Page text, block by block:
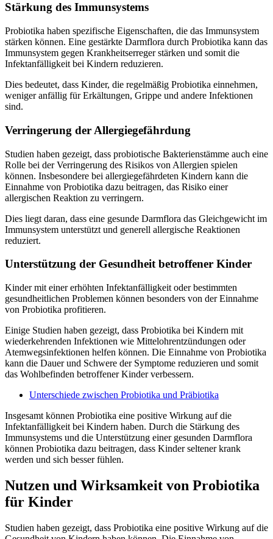
Stärkung des Immunsystems
Probiotika haben spezifische Eigenschaften, die das Immunsystem
stärken können. Eine gestärkte Darmflora durch Probiotika kann das
Immunsystem gegen Krankheitserreger stärken und somit die
Infektanfälligkeit bei Kindern reduzieren.
Dies bedeutet, dass Kinder, die regelmäßig Probiotika einnehmen,
weniger anfällig für Erkältungen, Grippe und andere Infektionen
sind.
Verringerung der Allergiegefährdung
Studien haben gezeigt, dass probiotische Bakterienstämme auch eine
Rolle bei der Verringerung des Risikos von Allergien spielen
können. Insbesondere bei allergiegefährdeten Kindern kann die
Einnahme von Probiotika dazu beitragen, das Risiko einer
allergischen Reaktion zu verringern.
Dies liegt daran, dass eine gesunde Darmflora das Gleichgewicht im
Immunsystem unterstützt und generell allergische Reaktionen
reduziert.
Unterstützung der Gesundheit betroffener Kinder
Kinder mit einer erhöhten Infektanfälligkeit oder bestimmten
gesundheitlichen Problemen können besonders von der Einnahme
von Probiotika profitieren.
Einige Studien haben gezeigt, dass Probiotika bei Kindern mit
wiederkehrenden Infektionen wie Mittelohrentzündungen oder
Atemwegsinfektionen helfen können. Die Einnahme von Probiotika
kann die Dauer und Schwere der Symptome reduzieren und somit
das Wohlbefinden betroffener Kinder verbessern.
Unterschiede zwischen Probiotika und Präbiotika
Insgesamt können Probiotika eine positive Wirkung auf die
Infektanfälligkeit bei Kindern haben. Durch die Stärkung des
Immunsystems und die Unterstützung einer gesunden Darmflora
können Probiotika dazu beitragen, dass Kinder seltener krank
werden und sich besser fühlen.
Nutzen und Wirksamkeit von Probiotika
für Kinder
Studien haben gezeigt, dass Probiotika eine positive Wirkung auf die